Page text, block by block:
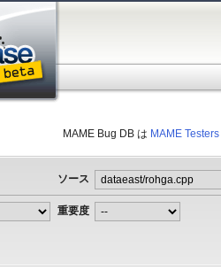
MAME Bug DB は MAME Testers
ソース
重要度